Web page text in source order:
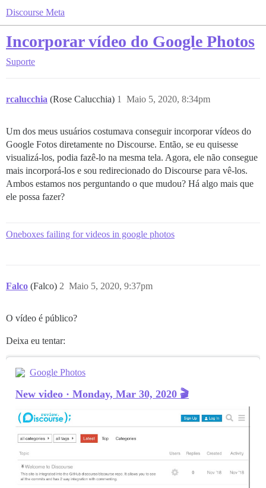
Discourse Meta
Incorporar vídeo do Google Photos
Suporte
rcalucchia (Rose Calucchia) Maio 5, 2020, 8:34pm
1
Um dos meus usuários costumava conseguir incorporar vídeos do
Google Fotos diretamente no Discourse. Então, se eu quisesse
visualizá-los, podia fazê-lo na mesma tela. Agora, ele não consegue
mais incorporá-los e sou redirecionado do Discourse para vê-los.
Ambos estamos nos perguntando o que mudou? Há algo mais que
ele possa fazer?
Oneboxes failing for videos in google photos
Falco (Falco) Maio 5, 2020, 9:37pm
2
O vídeo é público?
Deixa eu tentar:
Google Photos
New video · Monday, Mar 30, 2020 🎬